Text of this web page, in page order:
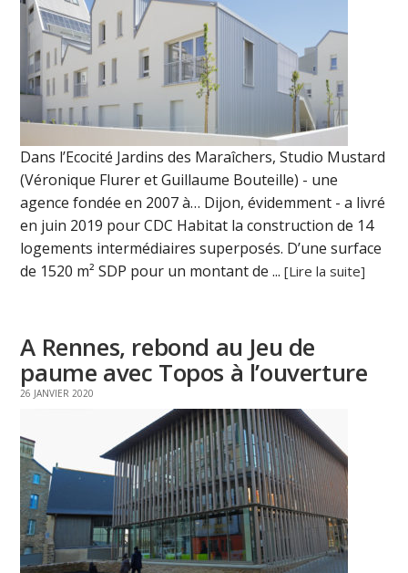
Dans l’Ecocité Jardins des Maraîchers, Studio Mustard
(Véronique Flurer et Guillaume Bouteille) - une
agence fondée en 2007 à… Dijon, évidemment - a livré
en juin 2019 pour CDC Habitat la construction de 14
logements intermédiaires superposés. D’une surface
de 1520 m² SDP pour un montant de ...[Lire la suite]
A Rennes, rebond au Jeu de
paume avec Topos à l’ouverture
26 JANVIER 2020